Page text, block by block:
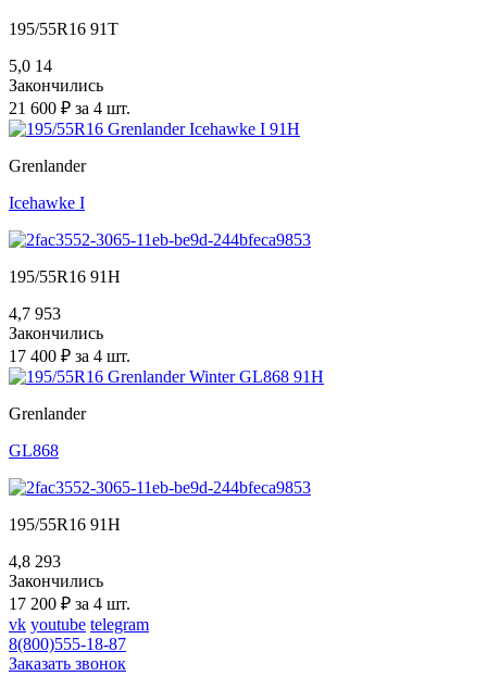
195/55R16 91T
5,0 14
Закончились
21 600 ₽ за 4 шт.
Grenlander
Icehawke I
195/55R16 91H
4,7 953
Закончились
17 400 ₽ за 4 шт.
Grenlander
GL868
195/55R16 91H
4,8 293
Закончились
17 200 ₽ за 4 шт.
vk youtube telegram
8(800)555-18-87
Заказать звонок